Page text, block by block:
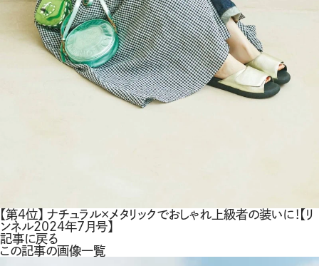
【第4位】 ナチュラル×メタリックでおしゃれ上級者の装いに！【リ
ンネル2024年7月号】
記事に戻る
この記事の画像一覧